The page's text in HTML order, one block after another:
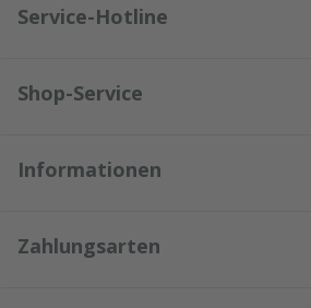
Service-Hotline
Shop-Service
Informationen
Zahlungsarten